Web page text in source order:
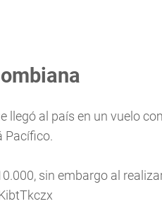
al país en un vuelo
Pacífico.
sin embargo al